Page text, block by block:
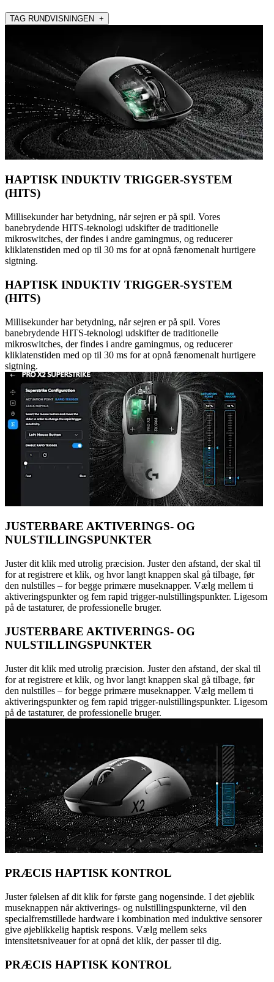
TAG RUNDVISNINGEN +
HAPTISK INDUKTIV TRIGGER-SYSTEM
(HITS)
Millisekunder har betydning, når sejren er på spil. Vores
banebrydende HITS-teknologi udskifter de traditionelle
mikroswitches, der findes i andre gamingmus, og reducerer
kliklatenstiden med op til 30 ms for at opnå fænomenalt hurtigere
sigtning.
HAPTISK INDUKTIV TRIGGER-SYSTEM
(HITS)
Millisekunder har betydning, når sejren er på spil. Vores
banebrydende HITS-teknologi udskifter de traditionelle
mikroswitches, der findes i andre gamingmus, og reducerer
kliklatenstiden med op til 30 ms for at opnå fænomenalt hurtigere
sigtning.
JUSTERBARE AKTIVERINGS- OG
NULSTILLINGSPUNKTER
Juster dit klik med utrolig præcision. Juster den afstand, der skal til
for at registrere et klik, og hvor langt knappen skal gå tilbage, før
den nulstilles – for begge primære museknapper. Vælg mellem ti
aktiveringspunkter og fem rapid trigger-nulstillingspunkter. Ligesom
på de tastaturer, de professionelle bruger.
JUSTERBARE AKTIVERINGS- OG
NULSTILLINGSPUNKTER
Juster dit klik med utrolig præcision. Juster den afstand, der skal til
for at registrere et klik, og hvor langt knappen skal gå tilbage, før
den nulstilles – for begge primære museknapper. Vælg mellem ti
aktiveringspunkter og fem rapid trigger-nulstillingspunkter. Ligesom
på de tastaturer, de professionelle bruger.
PRÆCIS HAPTISK KONTROL
Juster følelsen af dit klik for første gang nogensinde. I det øjeblik
museknappen når aktiverings- og nulstillingspunkterne, vil den
specialfremstillede hardware i kombination med induktive sensorer
give øjeblikkelig haptisk respons. Vælg mellem seks
intensitetsniveauer for at opnå det klik, der passer til dig.
PRÆCIS HAPTISK KONTROL